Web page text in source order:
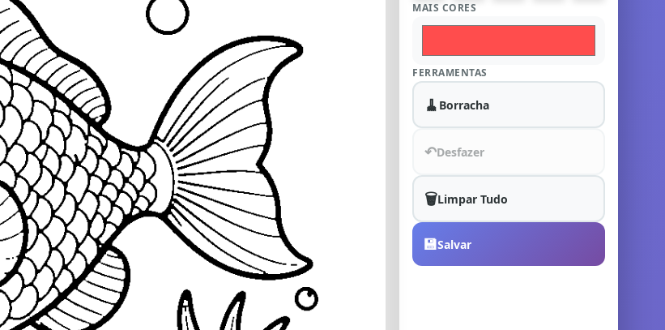
MAIS CORES
FERRAMENTAS
🧹 Borracha
↶Desfazer
🗑️Limpar Tudo
💾Salvar